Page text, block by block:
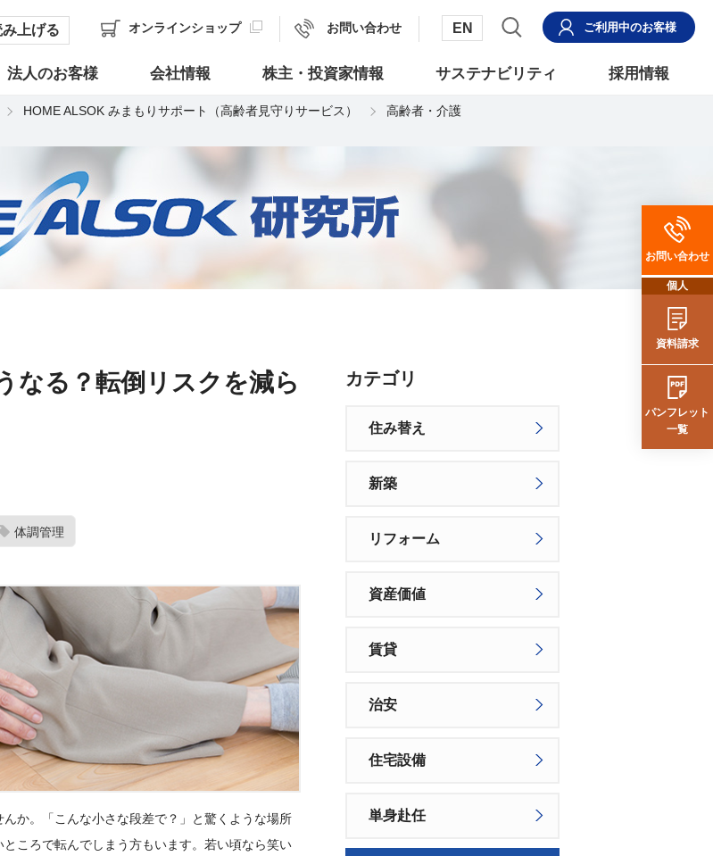
み上げる オンラインショップ お問い合わせ EN ご利用中のお客様
法人のお客様 会社情報 株主・投資家情報 サステナビリティ 採用情報
HOME ALSOK みまもりサポート（高齢者見守りサービス）
高齢者・介護
なる？転倒リスクを減ら
体調管理
か。「こんな小さな段差で？」と驚くような場所
ころで転んでしまう方もいます。若い頃なら笑い
カテゴリ
住み替え
新築
リフォーム
資産価値
賃貸
治安
住宅設備
単身赴任
お問い合わせ
個人
資料請求
パンフレット
一覧